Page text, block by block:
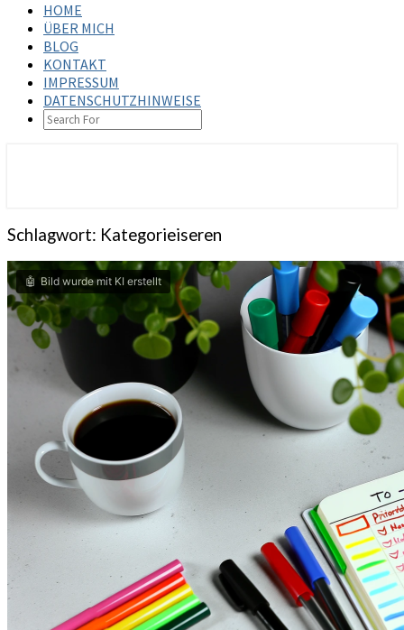
HOME
ÜBER MICH
BLOG
KONTAKT
IMPRESSUM
DATENSCHUTZHINWEISE
SEARCH
ICON
Schlagwort: Kategorieiseren
Bild wurde mit KI erstellt